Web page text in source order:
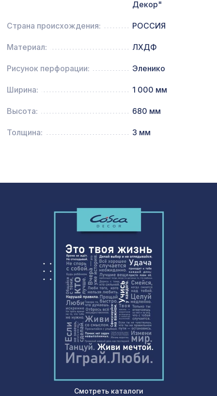
Декор"
Страна происхождения: РОССИЯ
Материал: ЛХДФ
Рисунок перфорации: Эленико
Ширина: 1 000 мм
Высота: 680 мм
Толщина: 3 мм
Смотреть каталоги